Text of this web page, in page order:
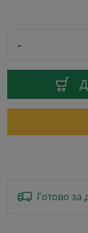
-
Готово за